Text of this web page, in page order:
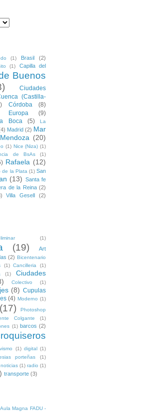
(1) Brasil
(2)
(1)
Capilla del
Buenos
Ciudades
(Castilla-
Córdoba (8)
Europa (9)
Boca (5)
La
Madrid (2) Mar
Mendoza (20)
(1) Nice (Niza) (1)
de BsAs (1)
Rafaela (12)
de la Plata (1) San
(13) Santa fe
de la Reina (2)
Villa Gesell
(2)
(1)
(19)
Art
(2) Bicentenario
(1) Cancilleria
(1)
(1)
Ciudades
Colectivo (1)
(8) Cupulas
(4) Moderno (1)
(17)
Photoshop
Colgante (1)
(1) barcos (2)
(1) digital
(1)
porteñas
(1)
noticias (1) radio (1)
transporte (3)
Magna FADU -